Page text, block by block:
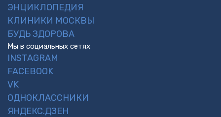
ЭНЦИКЛОПЕДИЯ
КЛИНИКИ МОСКВЫ
БУДЬ ЗДОРОВА
Мы в социальных сетях
INSTAGRAM
FACEBOOK
VK
ОДНОКЛАССНИКИ
ЯНДЕКС.ДЗЕН